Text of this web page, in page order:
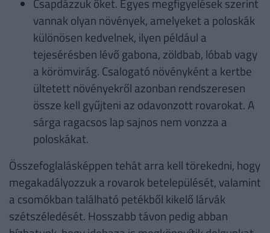
vannak olyan növények, amelyeket a poloskák
különösen kedvelnek, ilyen például a
tejesérésben lévő gabona, zöldbab, lóbab vagy
a körömvirág. Csalogató növényként a kertbe
ültetett növényekről azonban rendszeresen
össze kell gyűjteni az odavonzott rovarokat. A
sárga ragacsos lap sajnos nem vonzza a
poloskákat.
Összefoglalásképpen tehát arra kell törekedni, hogy
megakadályozzuk a rovarok betelepülését, valamint
a csomókban található petékből kikelő lárvák
szétszéledését. Hosszabb távon pedig abban